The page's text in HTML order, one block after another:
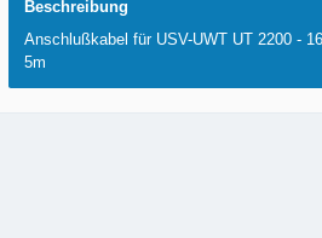
Beschreibung
Anschlußkabel für USV-UWT UT 2200 -
5m